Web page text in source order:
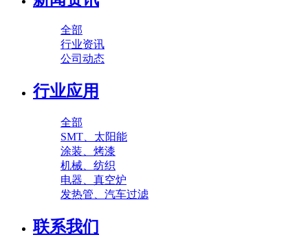
全部
行业资讯
公司动态
行业应用
全部
SMT、太阳能
涂装、烤漆
机械、纺织
电器、真空炉
发热管、汽车过滤
联系我们